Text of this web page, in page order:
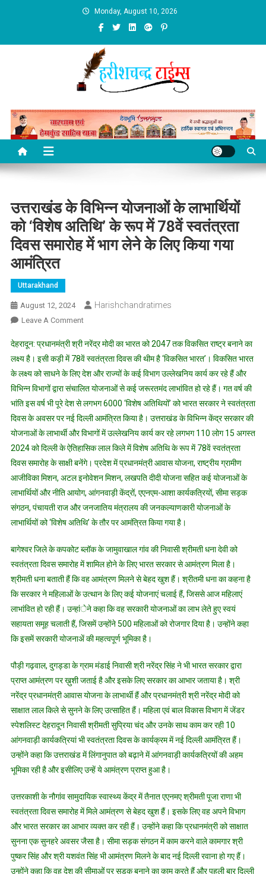
Monday, August 10, 2026
उत्तराखंड के विभिन्न योजनाओं के लाभार्थियों
को ‘विशेष अतिथि’ के रूप में 78वें स्वतंत्रता
दिवस समारोह में भाग लेने के लिए किया गया
आमंत्रित
Uttarakhand
August 12, 2024 Harishchandratimes
Leave A CommentOn
के
विभिन्न
योजनाओं
के
लाभार्थियों
को
‘विशेष
अतिथि’
के
78वें
स्वतंत्रता
दिवस
में
भाग
लेने
के
लिए
किया
गया
देहरादून: प्रधानमंत्री श्री नरेंद्र मोदी का भारत को 2047 तक विकसित राष्ट्र बनाने का
लक्ष्य है। इसी कड़ी में 78वें स्वतंत्रता दिवस की थीम है ‘विकसित भारत’। विकसित भारत
के लक्ष्य को साधने के लिए देश और राज्यों के कई विभाग उल्लेखनिय कार्य कर रहे हैं और
विभिन्न विभागों द्वारा संचालित योजनाओं से कई जरूरतमंद लाभांवित हो रहे हैं। गत वर्ष की
भांति इस वर्ष भी पूरे देश से लगभग 6000 ‘विशेष अतिथियों’ को भारत सरकार ने स्वतंत्रता
दिवस के अवसर पर नई दिल्ली आमंत्रित किया है। उत्तराखंड के विभिन्न केंद्र सरकार की
योजनाओं के लाभार्थी और विभागों में उल्लेखनिय कार्य कर रहे लगभग 110 लोग 15 अगस्त
2024 को दिल्ली के ऐतिहासिक लाल किले में विशेष अतिथि के रूप में 78वें स्वतंत्रता
दिवस समारोह के साक्षी बनेंगे। प्रदेश में प्रधानमंत्री आवास योजना, राष्ट्रीय ग्रामीण
आजीविका मिशन, अटल इनोवेशन मिशन, लखपति दीदी योजना सहित कई योजनाओं के
लाभार्थियों और नीति आयोग, आंगनवाड़ी केंद्रों, एएनएम-आशा कार्यकत्रियों, सीमा सड़क
संगठन, पंचायती राज और जनजातिय मंत्रालय की जनकल्याणकारी योजनाओं के
लाभार्थियों को ‘विशेष अतिथि’ के तौर पर आमंत्रित किया गया है।
बागेश्वर जिले के कपकोट ब्लॉक के जामुवाखाल गांव की निवासी श्रीमती धना देवी को
स्वतंत्रता दिवस समारोह में शामिल होने के लिए भारत सरकार से आमंत्रण मिला है।
श्रीमती धना बताती हैं कि वह आमंत्रण मिलने से बेहद खुश हैं। श्रीतमी धना का कहना है
कि सरकार ने महिलाओं के उत्थान के लिए कई योजनाएं चलाई हैं, जिससे आज महिलाएं
लाभांवित हो रही हैं। उन्हांेने कहा कि वह सरकारी योजनाओं का लाभ लेते हुए स्वयं
सहायता समूह चलाती हैं, जिसमें उन्होंने 500 महिलाओं को रोजगार दिया है। उन्होंने कहा
कि इसमें सरकारी योजनाअें की महत्वपूर्ण भूमिका है।
पौड़ी गढ़वाल, दुगड्डा के ग्राम मंडाई निवासी श्री नरेंद्र सिंह ने भी भारत सरकार द्वारा
प्राप्त आमंत्रण पर ख़ुशी जताई है और इसके लिए सरकार का आभार जताया है। श्री
नरेंद्र प्रधानमंत्री आवास योजना के लाभार्थी हैं और प्रधानमंत्री श्री नरेंद्र मोदी को
साक्षात लाल किले से सुनने के लिए उत्साहित हैं। महिला एवं बाल विकास विभाग में जेंडर
स्पेशलिस्ट देहरादून निवासी श्रीमती सुप्रिया चंद और उनके साथ काम कर रही 10
आंगनवाड़ी कार्यकत्रियां भी स्वतंत्रता दिवस के कार्यक्रम में नई दिल्ली आमंत्रित हैं।
उन्होंने कहा कि उत्तराखंड में लिंगानुपात को बढ़ाने में आंगनवाड़ी कार्यकत्रियों की अहम
भूमिका रही है और इसीलिए उन्हें ये आमंत्रण प्राप्त हुआ है।
उत्तरकाशी के नौगांव सामुदायिक स्वास्थ्य केंद्र में तैनात एएनमए श्रीमती पूजा राणा भी
स्वतंत्रता दिवस समारोह में मिले आमंत्रण से बेहद खुश हैं। इसके लिए वह अपने विभाग
और भारत सरकार का आभार व्यक्त कर रही हैं। उन्होंने कहा कि प्रधानमंत्री को साक्षात
सुनना एक सुनहरे अवसर जैसा है। सीमा सड़क संगठन में काम करने वाले कामगार श्री
पुष्कर सिंह और श्री यशवंत सिंह भी आमंत्रण मिलने के बाद नई दिल्ली रवाना हो गए हैं।
उन्होंने कहा कि वह देश की सीमाओं पर सड़क बनाने का काम करते हैं और पहली बार दिल्ली